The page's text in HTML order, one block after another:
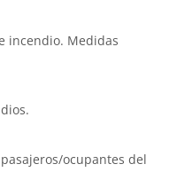
incendio. Medidas
ocupantes del